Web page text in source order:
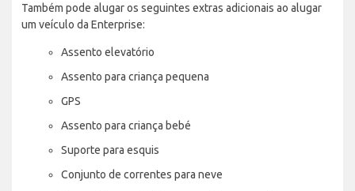
Também pode alugar os seguintes extras adicionais ao alugar
um veículo da Enterprise:
Assento elevatório
Assento para criança pequena
GPS
Assento para criança bebé
Suporte para esquis
Conjunto de correntes para neve